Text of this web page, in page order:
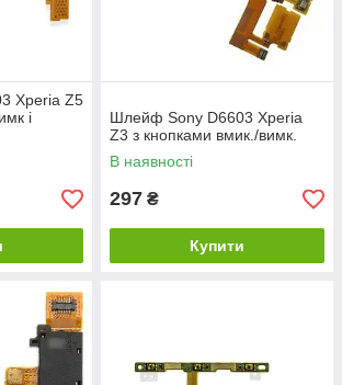
Xperia Z5
і
Шлейф Sony D6603 Xperia
Z3 з кнопками вмик./вимк.
В наявності
297 ₴
Купити